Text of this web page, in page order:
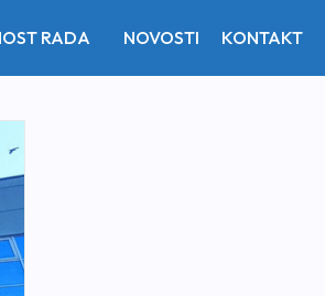
RADA NOVOSTI KONTAKT